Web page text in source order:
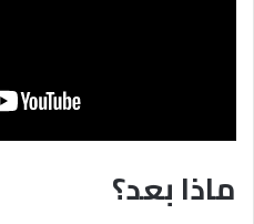
ماذا بعد؟